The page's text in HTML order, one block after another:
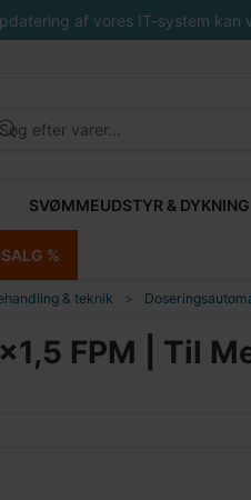
af vores IT-system
SVØMMEUDSTYR & DYKNING
%
& teknik
FPM | Til